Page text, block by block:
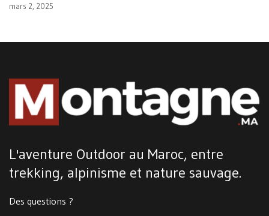
mars 2, 2025
L'aventure Outdoor au Maroc, entre
trekking, alpinisme et nature sauvage.
Des questions ?